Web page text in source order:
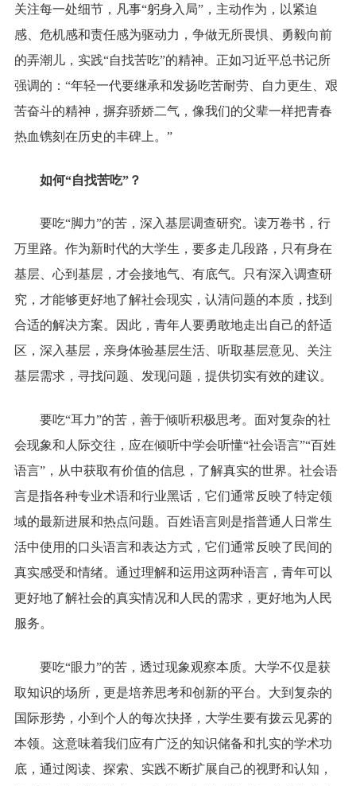
关注每一处细节，凡事“躬身入局”，主动作为，以紧迫
感、危机感和责任感为驱动力，争做无所畏惧、勇毅向前
的弄潮儿，实践“自找苦吃”的精神。正如习近平总书记所
强调的：“年轻一代要继承和发扬吃苦耐劳、自力更生、艰
苦奋斗的精神，摒弃骄娇二气，像我们的父辈一样把青春
热血镌刻在历史的丰碑上。”
如何“自找苦吃”？
要吃“脚力”的苦，深入基层调查研究。读万卷书，行
万里路。作为新时代的大学生，要多走几段路，只有身在
基层、心到基层，才会接地气、有底气。只有深入调查研
究，才能够更好地了解社会现实，认清问题的本质，找到
合适的解决方案。因此，青年人要勇敢地走出自己的舒适
区，深入基层，亲身体验基层生活、听取基层意见、关注
基层需求，寻找问题、发现问题，提供切实有效的建议。
要吃“耳力”的苦，善于倾听积极思考。面对复杂的社
会现象和人际交往，应在倾听中学会听懂“社会语言”“百姓
语言”，从中获取有价值的信息，了解真实的世界。社会语
言是指各种专业术语和行业黑话，它们通常反映了特定领
域的最新进展和热点问题。百姓语言则是指普通人日常生
活中使用的口头语言和表达方式，它们通常反映了民间的
真实感受和情绪。通过理解和运用这两种语言，青年可以
更好地了解社会的真实情况和人民的需求，更好地为人民
服务。
要吃“眼力”的苦，透过现象观察本质。大学不仅是获
取知识的场所，更是培养思考和创新的平台。大到复杂的
国际形势，小到个人的每次抉择，大学生要有拨云见雾的
本领。这意味着我们应有广泛的知识储备和扎实的学术功
底，通过阅读、探索、实践不断扩展自己的视野和认知，